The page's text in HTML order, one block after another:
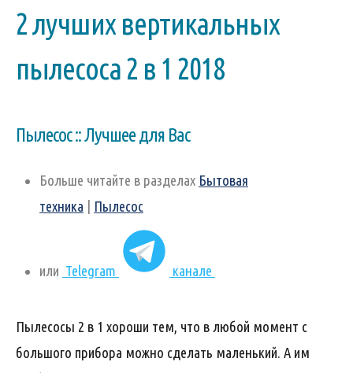
2 лучших вертикальных
пылесоса 2 в 1 2018
Пылесос :: Лучшее для Вас
Больше читайте в разделах Бытовая
техника
Пылесос
или Telegram канале
Пылесосы 2 в 1 хороши тем, что в любой момент с
большого прибора можно сделать маленький. А им